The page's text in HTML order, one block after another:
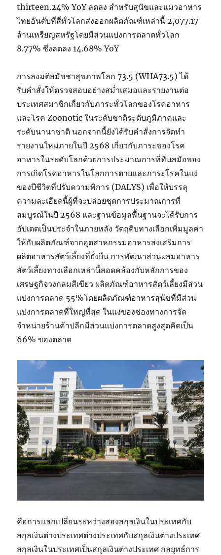
thirteen.24% YoY ลดลง สำหรับสุนัขและแมวอาหาร
ไทยอันดับที่สี่ทั่วโลกส่งออกผลิตภัณฑ์เหล่านี้ 2,077.17
ล้านเหรียญสหรัฐโดยมีส่วนแบ่งการตลาดทั่วโลก
8.77% ซึ่งลดลง 14.68% YoY
การลงมติสมัชชาสุขภาพโลก 73.5 (WHA73.5) ได้
รับคำสั่งให้ตรวจสอบอย่างสม่ำเสมอและรายงานต่อ
ประเทศสมาชิกเกี่ยวกับภาระทั่วโลกของโรคอาหาร
และโรค Zoonotic ในระดับชาติระดับภูมิภาคและ
ระดับนานาชาติ นอกจากนี้ยังได้รับคำสั่งการจัดทำ
รายงานใหม่ภายในปี 2568 เกี่ยวกับภาระของโรค
อาหารในระดับโลกด้วยการประมาณการที่ทันสมัยของ
การเกิดโรคอาหารในโลกการตายและภาระโรคในแง่
ของปีชีวิตที่ปรับความพิการ (DALYS) เพื่อให้บรรลุ
ความละเอียดนี้ผู้ที่จะปล่อยชุดการประมาณการที่
สมบูรณ์ในปี 2568 และฐานข้อมูลพื้นฐานจะได้รับการ
อัปเดตเป็นประจำในภายหลัง วัตถุดิบทางเลือกเพิ่มมูลค่า
ให้กับผลิตภัณฑ์จากอุตสาหกรรมอาหารส่งเสริมการ
ผลิตอาหารสัตว์เลี้ยงที่ยั่งยืน การพัฒนาส่วนผสมอาหาร
สัตว์เลี้ยงทางเลือกเหล่านี้สอดคล้องกับหลักการของ
เศรษฐกิจวงกลมสีเขียว ผลิตภัณฑ์อาหารสัตว์เลี้ยงมีส่วน
แบ่งการตลาด 55%โดยผลิตภัณฑ์อาหารสุนัขที่มีส่วน
แบ่งการตลาดที่ใหญ่ที่สุด ในแง่ของช่องทางการจัด
จำหน่ายร้านค้าปลีกมีส่วนแบ่งการตลาดสูงสุดคิดเป็น
66% ของตลาด
คือการแลกเปลี่ยนระหว่างสองสกุลเงินในประเทศกับ
สกุลเงินต่างประเทศต่างประเทศกับสกุลเงินต่างประเทศ
สกุลเงินในประเทศเป็นสกุลเงินต่างประเทศ กลยุทธ์การ